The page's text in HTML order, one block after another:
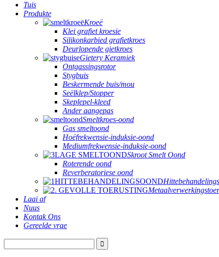
Tuis
Produkte
Kroeë
Klei grafiet kroesie
Silikonkarbied grafietkroes
Deurlopende gietkroes
Gietery Keramiek
Ontgassingsrotor
Stygbuis
Beskermende buis/mou
Seëlklep/Stopper
Skeplepel-kleed
Ander aangepas
Smeltkroes-oond
Gas smeltoond
Hoëfrekwensie-induksie-oond
Mediumfrekwensie-induksie-oond
Skroot Smelt Oond
Roterende oond
Reverberatoriese oond
Laai af
Nuus
Kontak Ons
Gereelde vrae